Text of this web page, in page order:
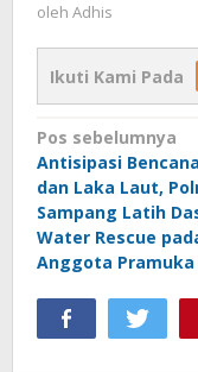
oleh Adhis
Ikuti Kami Pada
Navigasi
pos
Pos sebelumnya
Antisipasi
dan Laka Laut,
Sampang Latih
Water Rescue
Anggota Pramuka